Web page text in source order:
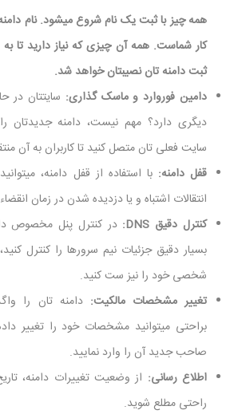
همه چیز با ثبت یک نام شروع میشود. نام
کار شماست. همه آن چیزی که نیاز دارید تا به
ثبت دامنه تان نصیبتان خواهد شد.
دامین فوروارد و ماسک گذاری: سایتتان در
دیگری دارد؟ مهم نیست، دامنه جدیدتان
سایت فعلی تان متصل کنید تا کاربران به آن
قفل دامنه:با استفاده از قفل دامنه،
انتقالات اشتباه و یا دزدیده شدن در زمان
کنترل دقیق DNS:
در کنترل پنل مخصوص
بسیار دقیق جزئیات نیم سرورها را کنترل
شخصی خود را نیز ست کنید.
تغییر مشخصات مالکیت: دامنه تان را
براحتی میتوانید مشخصات خود را تغییر
صاحب جدید آن را وارد نمایید.
اطلاع رسانی: از وضعیت تغییرات دامنه،
راحتی مطلع شوید.